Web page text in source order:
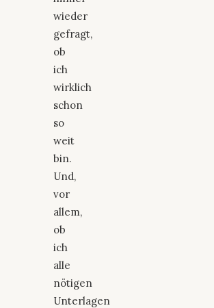
wieder
gefragt,
ob
ich
wirklich
schon
so
weit
bin.
Und,
vor
allem,
ob
ich
alle
nötigen
Unterlagen